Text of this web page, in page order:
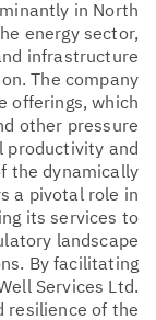
in North
energy sector,
infrastructure
The company
offerings, which
other pressure
productivity and
the dynamically
a pivotal role in
its services to
landscape
By facilitating
Services Ltd.
resilience of the